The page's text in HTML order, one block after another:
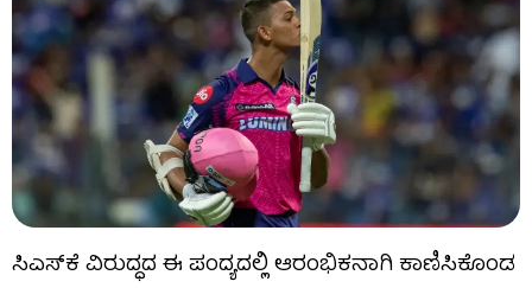
ಸಿಎಸ್​ಕೆ ವಿರುದ್ಧದ ಈ ಪಂದ್ಯದಲ್ಲಿ ಆರಂಭಿಕನಾಗಿ ಕಾಣಿಸಿಕೊಂಡ